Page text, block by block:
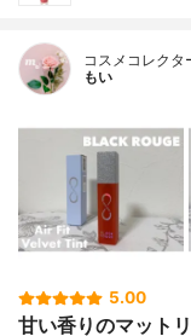
コスメコレクタ
もい
5.00
甘い香りのマット